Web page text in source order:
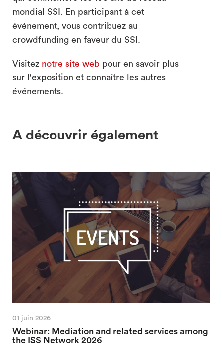
mondial SSI. En participant à cet
événement, vous contribuez au
crowdfunding en faveur du SSI.
Visitez notre site web pour en savoir plus
sur l'exposition et connaître les autres
événements.
A découvrir également
01 juin 2026
Webinar: Mediation and related services among
the ISS Network 2026